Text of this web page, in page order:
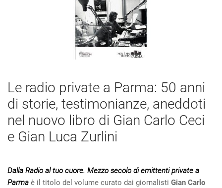
Le radio private a Parma: 50 anni
di storie, testimonianze, aneddoti
nel nuovo libro di Gian Carlo Ceci
e Gian Luca Zurlini
Dalla Radio al tuo cuore. Mezzo secolo di emittenti private a
Parma è il titolo del volume curato dai giornalisti Gian Carlo